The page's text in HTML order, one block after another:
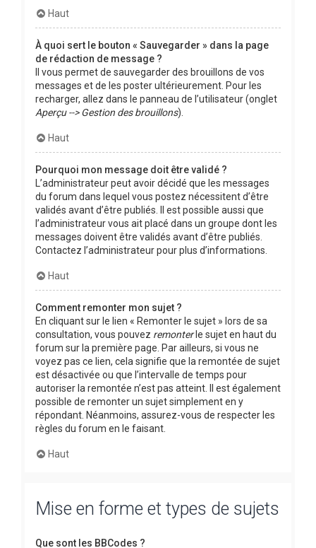
Haut
À quoi sert le bouton « Sauvegarder » dans la page
de rédaction de message ?
Il vous permet de sauvegarder des brouillons de vos
messages et de les poster ultérieurement. Pour les
recharger, allez dans le panneau de l’utilisateur (onglet
Aperçu --> Gestion des brouillons).
Haut
Pourquoi mon message doit être validé ?
L’administrateur peut avoir décidé que les messages
du forum dans lequel vous postez nécessitent d’être
validés avant d’être publiés. Il est possible aussi que
l’administrateur vous ait placé dans un groupe dont les
messages doivent être validés avant d’être publiés.
Contactez l’administrateur pour plus d’informations.
Haut
Comment remonter mon sujet ?
En cliquant sur le lien « Remonter le sujet » lors de sa
consultation, vous pouvez remonterle sujet en haut du
forum sur la première page. Par ailleurs, si vous ne
voyez pas ce lien, cela signifie que la remontée de sujet
est désactivée ou que l’intervalle de temps pour
autoriser la remontée n’est pas atteint. Il est également
possible de remonter un sujet simplement en y
répondant. Néanmoins, assurez-vous de respecter les
règles du forum en le faisant.
Haut
Mise en forme et types de sujets
Que sont les BBCodes ?